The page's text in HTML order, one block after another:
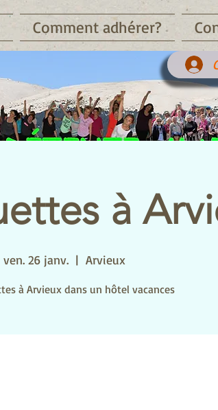
Comment adhérer?
à
ven. 26 janv.
  |
Arvieux
à Arvieux dans un hôtel vacances